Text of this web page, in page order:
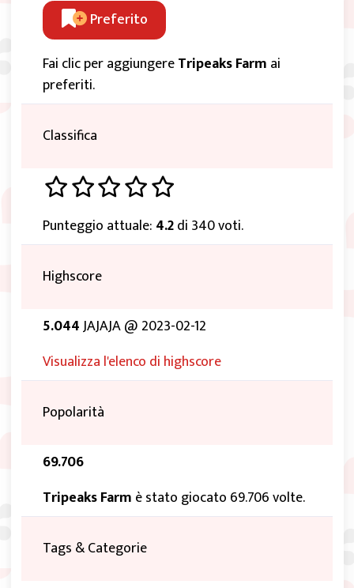
Preferito
Fai clic per aggiungereTripeaks Farm ai
preferiti.
Classifica
Punteggio attuale: 4.2di 340 voti.
Highscore
5.044JAJAJA @ 2023-02-12
Visualizza l'elenco di highscore
Popolarità
69.706
Tripeaks Farm è stato giocato 69.706 volte.
Tags & Categorie